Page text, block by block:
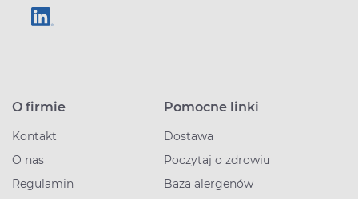
O firmie
Kontakt
O nas
Regulamin
Pomocne linki
Dostawa
Poczytaj o zdrowiu
Baza alergenów